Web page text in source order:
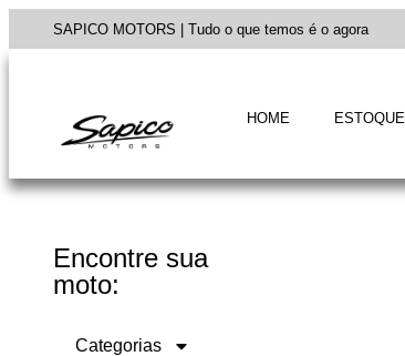
SAPICO MOTORS | Tudo o que temos é o agora
HOME ESTOQUE
Encontre sua
moto:
Categorias